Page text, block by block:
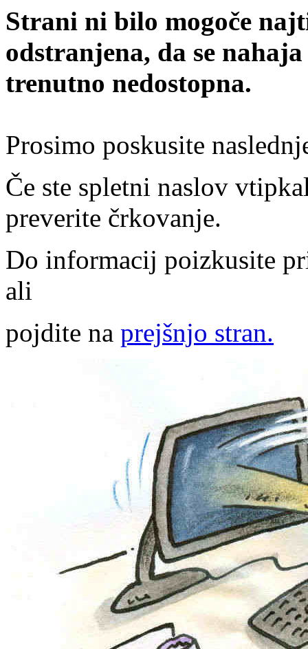
Strani ni bilo mogoče
odstranjena, da se
trenutno nedostopna.
Prosimo poskusite
Če ste spletni naslov
preverite črkovanje.
Do informacij poizkusite
ali
pojdite na prejšnjo stran.